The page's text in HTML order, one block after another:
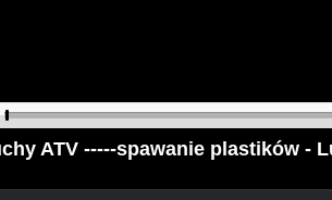
ATV -----spawanie plastików -